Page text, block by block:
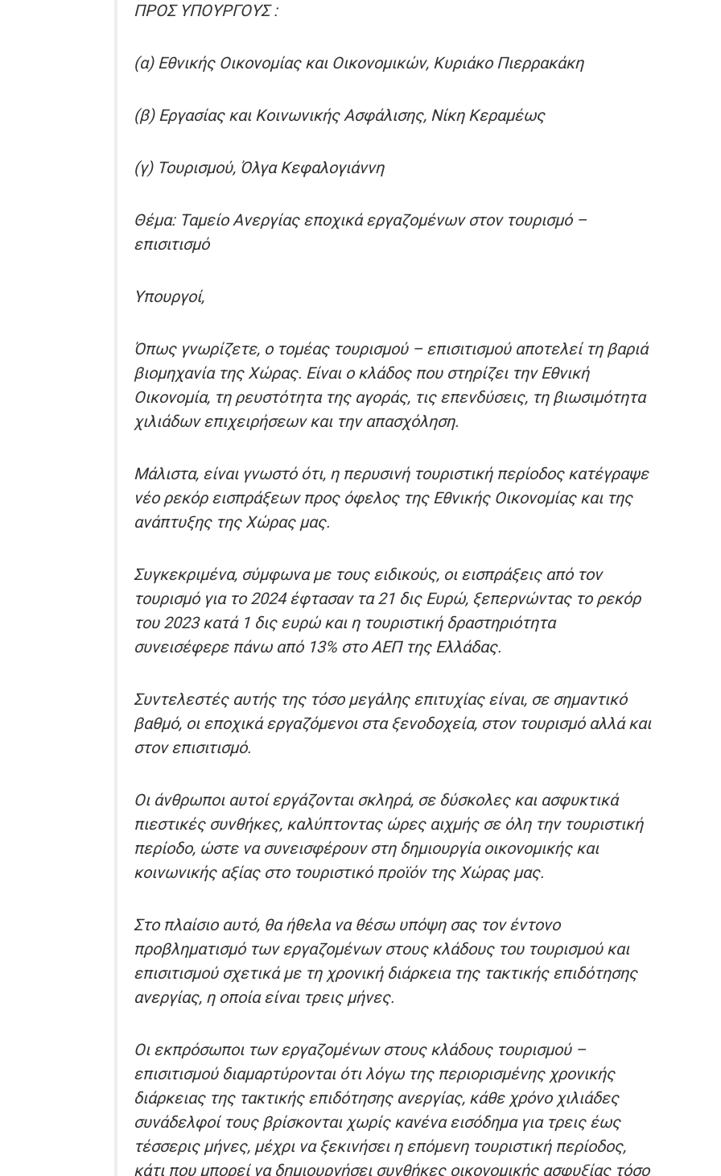
ΠΡΟΣ ΥΠΟΥΡΓΟΥΣ :
(α) Εθνικής Οικονομίας και Οικονομικών, Κυριάκο Πιερρακάκη
(β) Εργασίας και Κοινωνικής Ασφάλισης, Νίκη Κεραμέως
(γ) Τουρισμού, Όλγα Κεφαλογιάννη
Θέμα: Ταμείο Ανεργίας εποχικά εργαζομένων στον τουρισμό –
επισιτισμό
Υπουργοί,
Όπως γνωρίζετε, ο τομέας τουρισμού – επισιτισμού αποτελεί τη βαριά
βιομηχανία της Χώρας. Είναι ο κλάδος που στηρίζει την Εθνική
Οικονομία, τη ρευστότητα της αγοράς, τις επενδύσεις, τη βιωσιμότητα
χιλιάδων επιχειρήσεων και την απασχόληση.
Μάλιστα, είναι γνωστό ότι, η περυσινή τουριστική περίοδος κατέγραψε
νέο ρεκόρ εισπράξεων προς όφελος της Εθνικής Οικονομίας και της
ανάπτυξης της Χώρας μας.
Συγκεκριμένα, σύμφωνα με τους ειδικούς, οι εισπράξεις από τον
τουρισμό για το 2024 έφτασαν τα 21 δις Ευρώ, ξεπερνώντας το ρεκόρ
του 2023 κατά 1 δις ευρώ και η τουριστική δραστηριότητα
συνεισέφερε πάνω από 13% στο ΑΕΠ της Ελλάδας.
Συντελεστές αυτής της τόσο μεγάλης επιτυχίας είναι, σε σημαντικό
βαθμό, οι εποχικά εργαζόμενοι στα ξενοδοχεία, στον τουρισμό αλλά και
στον επισιτισμό.
Οι άνθρωποι αυτοί εργάζονται σκληρά, σε δύσκολες και ασφυκτικά
πιεστικές συνθήκες, καλύπτοντας ώρες αιχμής σε όλη την τουριστική
περίοδο, ώστε να συνεισφέρουν στη δημιουργία οικονομικής και
κοινωνικής αξίας στο τουριστικό προϊόν της Χώρας μας.
Στο πλαίσιο αυτό, θα ήθελα να θέσω υπόψη σας τον έντονο
προβληματισμό των εργαζομένων στους κλάδους του τουρισμού και
επισιτισμού σχετικά με τη χρονική διάρκεια της τακτικής επιδότησης
ανεργίας, η οποία είναι τρεις μήνες.
Οι εκπρόσωποι των εργαζομένων στους κλάδους τουρισμού –
επισιτισμού διαμαρτύρονται ότι λόγω της περιορισμένης χρονικής
διάρκειας της τακτικής επιδότησης ανεργίας, κάθε χρόνο χιλιάδες
συνάδελφοί τους βρίσκονται χωρίς κανένα εισόδημα για τρεις έως
τέσσερις μήνες, μέχρι να ξεκινήσει η επόμενη τουριστική περίοδος,
κάτι που μπορεί να δημιουργήσει συνθήκες οικονομικής ασφυξίας τόσο